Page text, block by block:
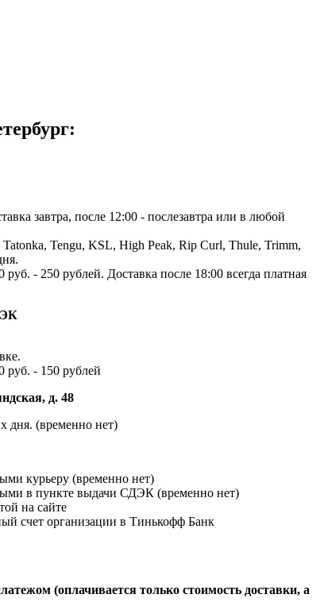
завтра, после 12:00 - послезавтра или в любой
Tengu, KSL, High Peak, Rip Curl, Thule, Trimm,
- 250 рублей. Доставка после 18:00 всегда платная
руб. - 150 рублей
д. 48
дня. (временно нет)
курьеру (временно нет)
в пункте выдачи СДЭК (временно нет)
на сайте
счет организации в Тинькофф Банк
(оплачивается только стоимость доставки, а